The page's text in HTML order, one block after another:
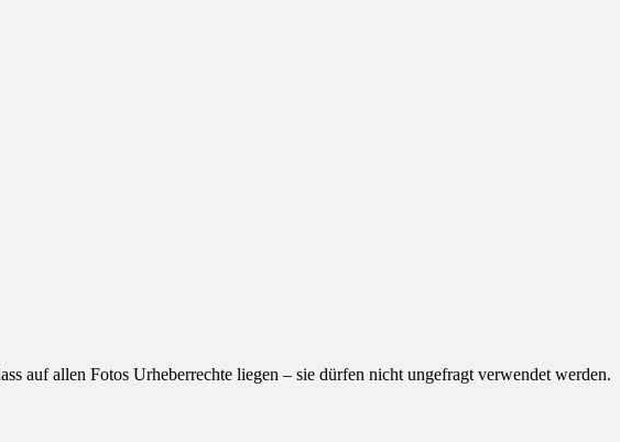
auf allen Fotos Urheberrechte liegen – sie dürfen nicht ungefragt verwendet werden.